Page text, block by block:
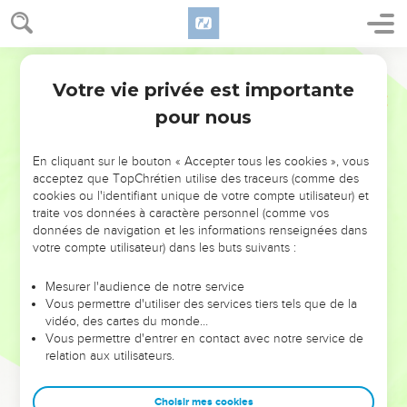
NE MANQUEZ PAS L’ÉVÉNEMENT
DE L’ANNÉE !
ET SI LEURS ERREURS POUVAIENT VOUS ÉVITER LES
VOTRES ?
leur foi ou leur vision. Mais on voit moins les doutes, les erreurs
et les saisons difficiles qu'ils ont traversés, alors même que ce
sont elles qui les ont façonnés.
Dans cette conférence, leaders, entrepreneurs, et responsables
clés pour avancer avec plus de sagesse afin que leurs erreurs
Votre vie privée est importante
pour nous
En cliquant sur le bouton « Accepter tous les cookies », vous
acceptez que TopChrétien utilise des traceurs (comme des
cookies ou l'identifiant unique de votre compte utilisateur) et
traite vos données à caractère personnel (comme vos
données de navigation et les informations renseignées dans
votre compte utilisateur) dans les buts suivants :
Mesurer l'audience de notre service
Vous permettre d'utiliser des services tiers tels que de la
vidéo, des cartes du monde…
Vous permettre d'entrer en contact avec notre service de
relation aux utilisateurs.
Choisir mes cookies